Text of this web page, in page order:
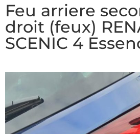
Feu arriere
droit (feux)
SCENIC 4